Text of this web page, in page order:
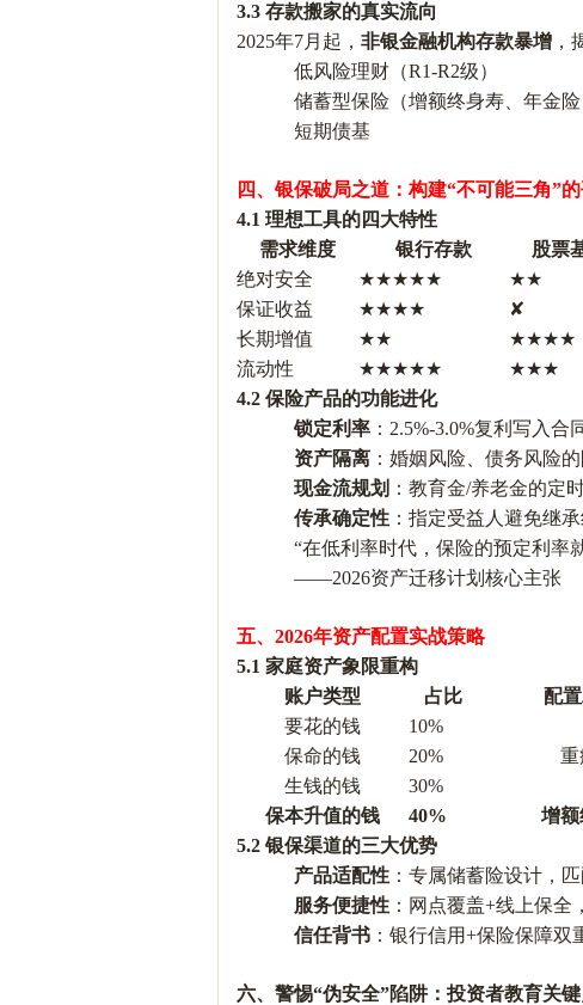
3.3 存款搬家的真实流向
2025年7月起， 非银金融机构存款暴增 ，
低风险理财（R1-R2级）
储蓄型保险（增额终身寿、年金险
短期债基
四、银保破局之道：构建“不可能三角”
4.1 理想工具的四大特性
需求维度
银行存款 股票
绝对安全
★★★★★ ★★
保证收益
★★★★ ✘
长期增值
★★ ★★★★
流动性
★★★★★ ★★★
4.2 保险产品的功能进化
锁定利率 ： 2.5%-3.0%复利写入合
资产隔离 ：婚姻风险、债务风险
现金流规划 ：教育金/养老金的定
传承确定性 ：指定受益人避免继
“在低利率时代，保险的预定利率
——2026资产迁移计划核心主张
五、 2026年资产配置实战策略
5.1 家庭资产象限重构
账户类型
占比 配
要花的钱
10%
保命的钱
20% 重
生钱的钱
30%
保本升值的钱
40% 增
5.2 银保渠道的三大优势
产品适配性 ：专属储蓄险设计，
服务便捷性 ：网点覆盖+线上保全
信任背书 ：银行信用+保险保障双
六、警惕“伪安全”陷阱：投资者教育关键